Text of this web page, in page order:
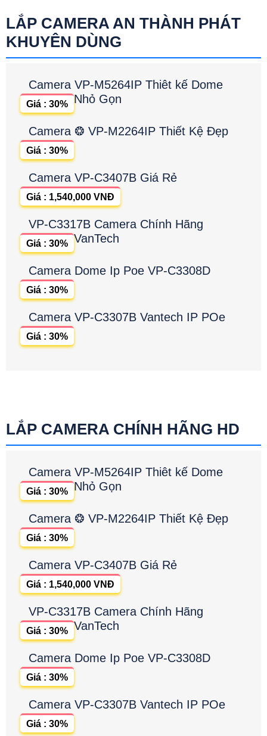
LẮP CAMERA AN THÀNH PHÁT
KHUYÊN DÙNG
Camera VP-M5264IP Thiêt kế Dome
Nhỏ Gọn
Giá : 30%
Camera ❂ VP-M2264IP Thiết Kệ Đẹp
Giá : 30%
Camera VP-C3407B Giá Rẻ
Giá : 1,540,000 VNĐ
VP-C3317B Camera Chính Hãng
VanTech
Giá : 30%
Camera Dome Ip Poe VP-C3308D
Giá : 30%
Camera VP-C3307B Vantech IP POe
Giá : 30%
LẮP CAMERA CHÍNH HÃNG HD
Camera VP-M5264IP Thiêt kế Dome
Nhỏ Gọn
Giá : 30%
Camera ❂ VP-M2264IP Thiết Kệ Đẹp
Giá : 30%
Camera VP-C3407B Giá Rẻ
Giá : 1,540,000 VNĐ
VP-C3317B Camera Chính Hãng
VanTech
Giá : 30%
Camera Dome Ip Poe VP-C3308D
Giá : 30%
Camera VP-C3307B Vantech IP POe
Giá : 30%